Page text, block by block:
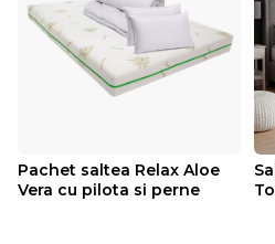
Pachet saltea Relax Aloe
Vera cu pilota si perne